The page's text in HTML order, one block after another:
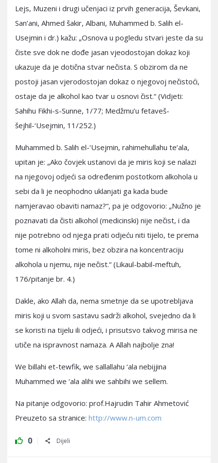
Lejs, Muzeni i drugi učenjaci iz prvih generacija, Ševkani,
San’ani, Ahmed šakir, Albani, Muhammed b. Salih el-
Usejmin i dr.) kažu: „Osnova u pogledu stvari jeste da su
čiste sve dok ne dođe jasan vjeodostojan dokaz koji
ukazuje da je dotična stvar nečista. S obzirom da ne
postoji jasan vjerodostojan dokaz o njegovoj nečistoći,
ostaje da je alkohol kao tvar u osnovi čist.“ (Vidjeti:
Sahihu Fikhi-s-Sunne, 1/77; Medžmu’u fetaveš-
šejhil-‘Usejmin, 11/252.)
Muhammed b. Salih el-‘Usejmin, rahimehullahu te’ala,
upitan je: „Ako čovjek ustanovi da je miris koji se nalazi
na njegovoj odjeći sa određenim postotkom alkohola u
sebi da li je neophodno uklanjati ga kada bude
namjeravao obaviti namaz?“, pa je odgovorio: „Nužno je
poznavati da čisti alkohol (medicinski) nije nečist, i da
nije potrebno od njega prati odjeću niti tijelo, te prema
tome ni alkoholni miris, bez obzira na koncentraciju
alkohola u njemu, nije nečist.“ (Likaul-babil-meftuh,
176/pitanje br. 4.)
Dakle, ako Allah da, nema smetnje da se upotrebljava
miris koji u svom sastavu sadrži alkohol, svejedno da li
se koristi na tijelu ili odjeći, i prisutsvo takvog mirisa ne
utiče na ispravnost namaza. A Allah najbolje zna!
We billahi et-tewfik, we sallallahu ‘ala nebijjina
Muhammed we ‘ala alihi we sahbihi we sellem.
Na pitanje odgovorio: prof.Hajrudin Tahir Ahmetović
Preuzeto sa stranice: http://www.n-um.com
0 Dijeli